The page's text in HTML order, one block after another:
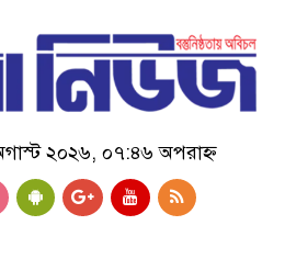
২০২৬, ০৭:৪৬ অপরাহ্ন